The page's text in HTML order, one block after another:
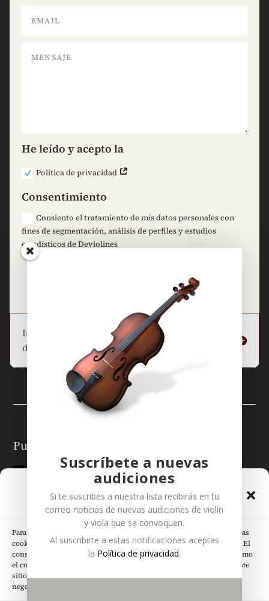
Gestionar el Consentimiento
de las Cookies
Para ofrecer las mejores experiencias, utilizamos tecnologías como las
cookies para almacenar y/o acceder a la información del dispositivo. El
consentimiento de estas tecnologías nos permitirá procesar datos como
el comportamiento de navegación o las identificaciones únicas en este
sitio. No consentir o retirar el consentimiento, puede afectar
negativamente a ciertas características y funciones.
He leído y acepto la
Política de privacidad
Consentimiento
Consiento el tratamiento de mis datos personales con
fines de segmentación, análisis de perfiles y estudios
estadísticos de Deviolines
Información básica sobre la protección
de datos
Puedes seguirme en:
Páginas Legales
Suscríbete a nuevas
audiciones
Si te suscribes a nuestra lista recibirás en tu
correo noticias de nuevas audiciones deviolín
yviola que se convoquen.
Al suscribirte a estas notificaciones aceptas
la Política de privacidad.